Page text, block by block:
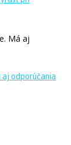
aj odporúčania